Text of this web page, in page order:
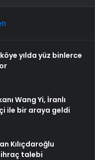
yılda yüz binlerce
Wang Yi, İranlı
ile bir araya geldi
Kılıçdaroğlu
ihraç talebi